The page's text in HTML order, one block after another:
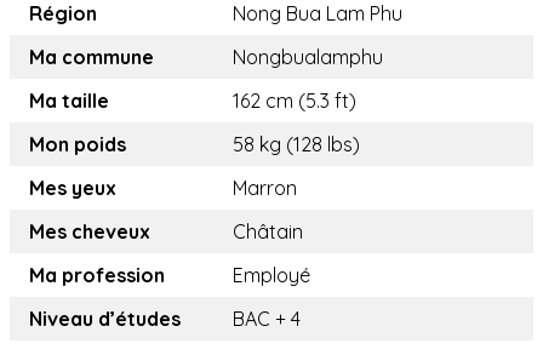
Région
Nong Bua Lam Phu
Ma commune
Nongbualamphu
Ma taille
162 cm (5.3 ft)
Mon poids
58 kg (128 lbs)
Mes yeux
Marron
Mes cheveux
Châtain
Ma profession
Employé
Niveau d’études
BAC + 4